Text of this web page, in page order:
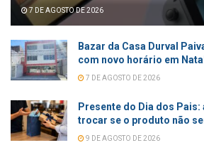
7 DE AGOSTO DE 2026
Bazar da Casa Durval
com novo horário em
7 DE AGOSTO DE 2026
Presente do Dia dos Pais:
trocar se o produto não
9 DE AGOSTO DE 2026